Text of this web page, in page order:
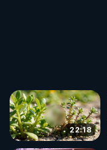
22:18